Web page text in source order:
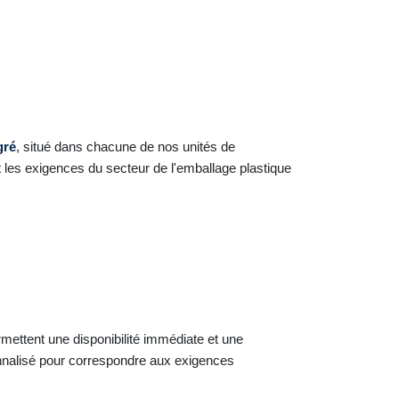
, situé dans chacune de nos unités de
exigences du secteur de l'emballage plastique
une disponibilité immédiate et une
pour correspondre aux exigences